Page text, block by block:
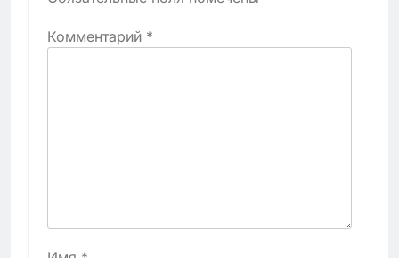
Комментарий *